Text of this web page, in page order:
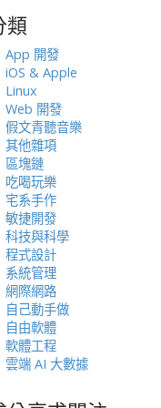
類
App 開發
iOS & Apple
Linux
Web 開發
假文青聽音樂
其他雜項
區塊鏈
吃喝玩樂
宅系手作
敏捷開發
科技與科學
程式設計
系統管理
網際網路
自己動手做
自由軟體
軟體工程
雲端 AI 大數據